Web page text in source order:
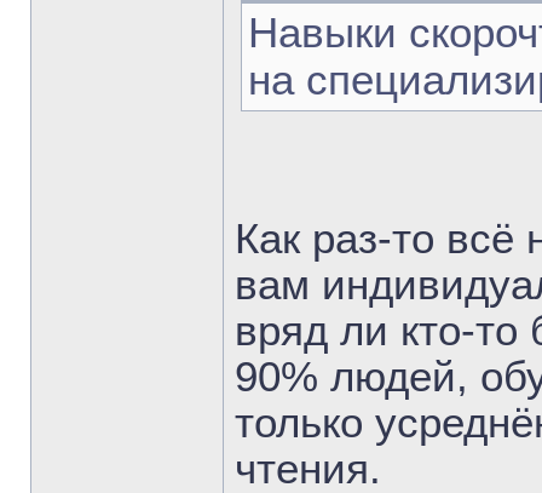
Навыки
на
Как раз-то всё
вам
вряд ли кто-то
90% людей,
только
чтения.